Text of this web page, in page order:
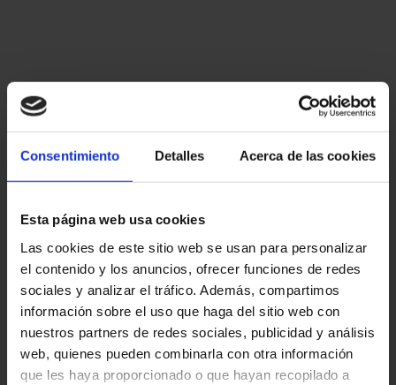
Consentimiento Detalles Acerca de las cookies
Esta página web usa cookies
Las cookies de este sitio web se usan para personalizar
el contenido y los anuncios, ofrecer funciones de redes
sociales y analizar el tráfico. Además, compartimos
información sobre el uso que haga del sitio web con
nuestros partners de redes sociales, publicidad y análisis
web, quienes pueden combinarla con otra información
que les haya proporcionado o que hayan recopilado a